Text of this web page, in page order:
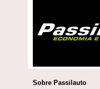
Sobre Passilauto